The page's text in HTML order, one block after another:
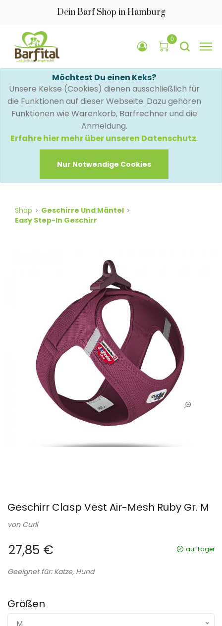
Dein Barf Shop in Hamburg
0
Möchtest Du einen Keks?
Unsere Kekse (Cookies) dienen ausschließlich für
die Funktionen auf dieser Webseite. Dazu gehören
Funktionen wie Warenkorb, Barfrechner und die
Anmeldung.
Erfahre hier mehr über unseren Datenschutz.
Nur Notwendige Cookies
Shop
Geschirre Und Mäntel
Easy Step-In Geschirr
Geschirr Clasp Vest Air-Mesh Ruby Gr. M
von Curli
27,85 € auf Lager
Geeignet für: Katze, Hund
Größen
M